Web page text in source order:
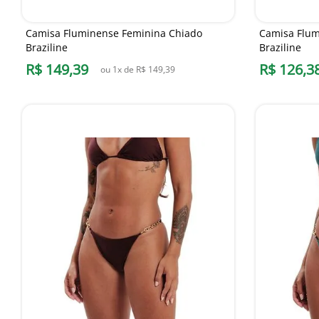
Camisa Fluminense Feminina Chiado
Braziline
R$ 149,39 ou 1x de R$ 149,39
Camisa
Braziline
R$ 126,